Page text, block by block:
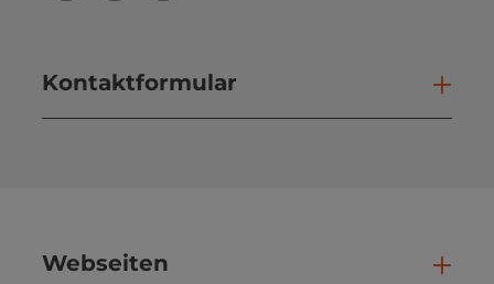
Kontaktformular
Webseiten